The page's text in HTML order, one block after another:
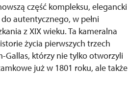
część kompleksu, elegancki
autentycznego, w pełni
z XIX wieku. Ta kameralna
życia pierwszych trzech
Gallas, którzy nie tylko otworzyli
już w 1801 roku, ale także